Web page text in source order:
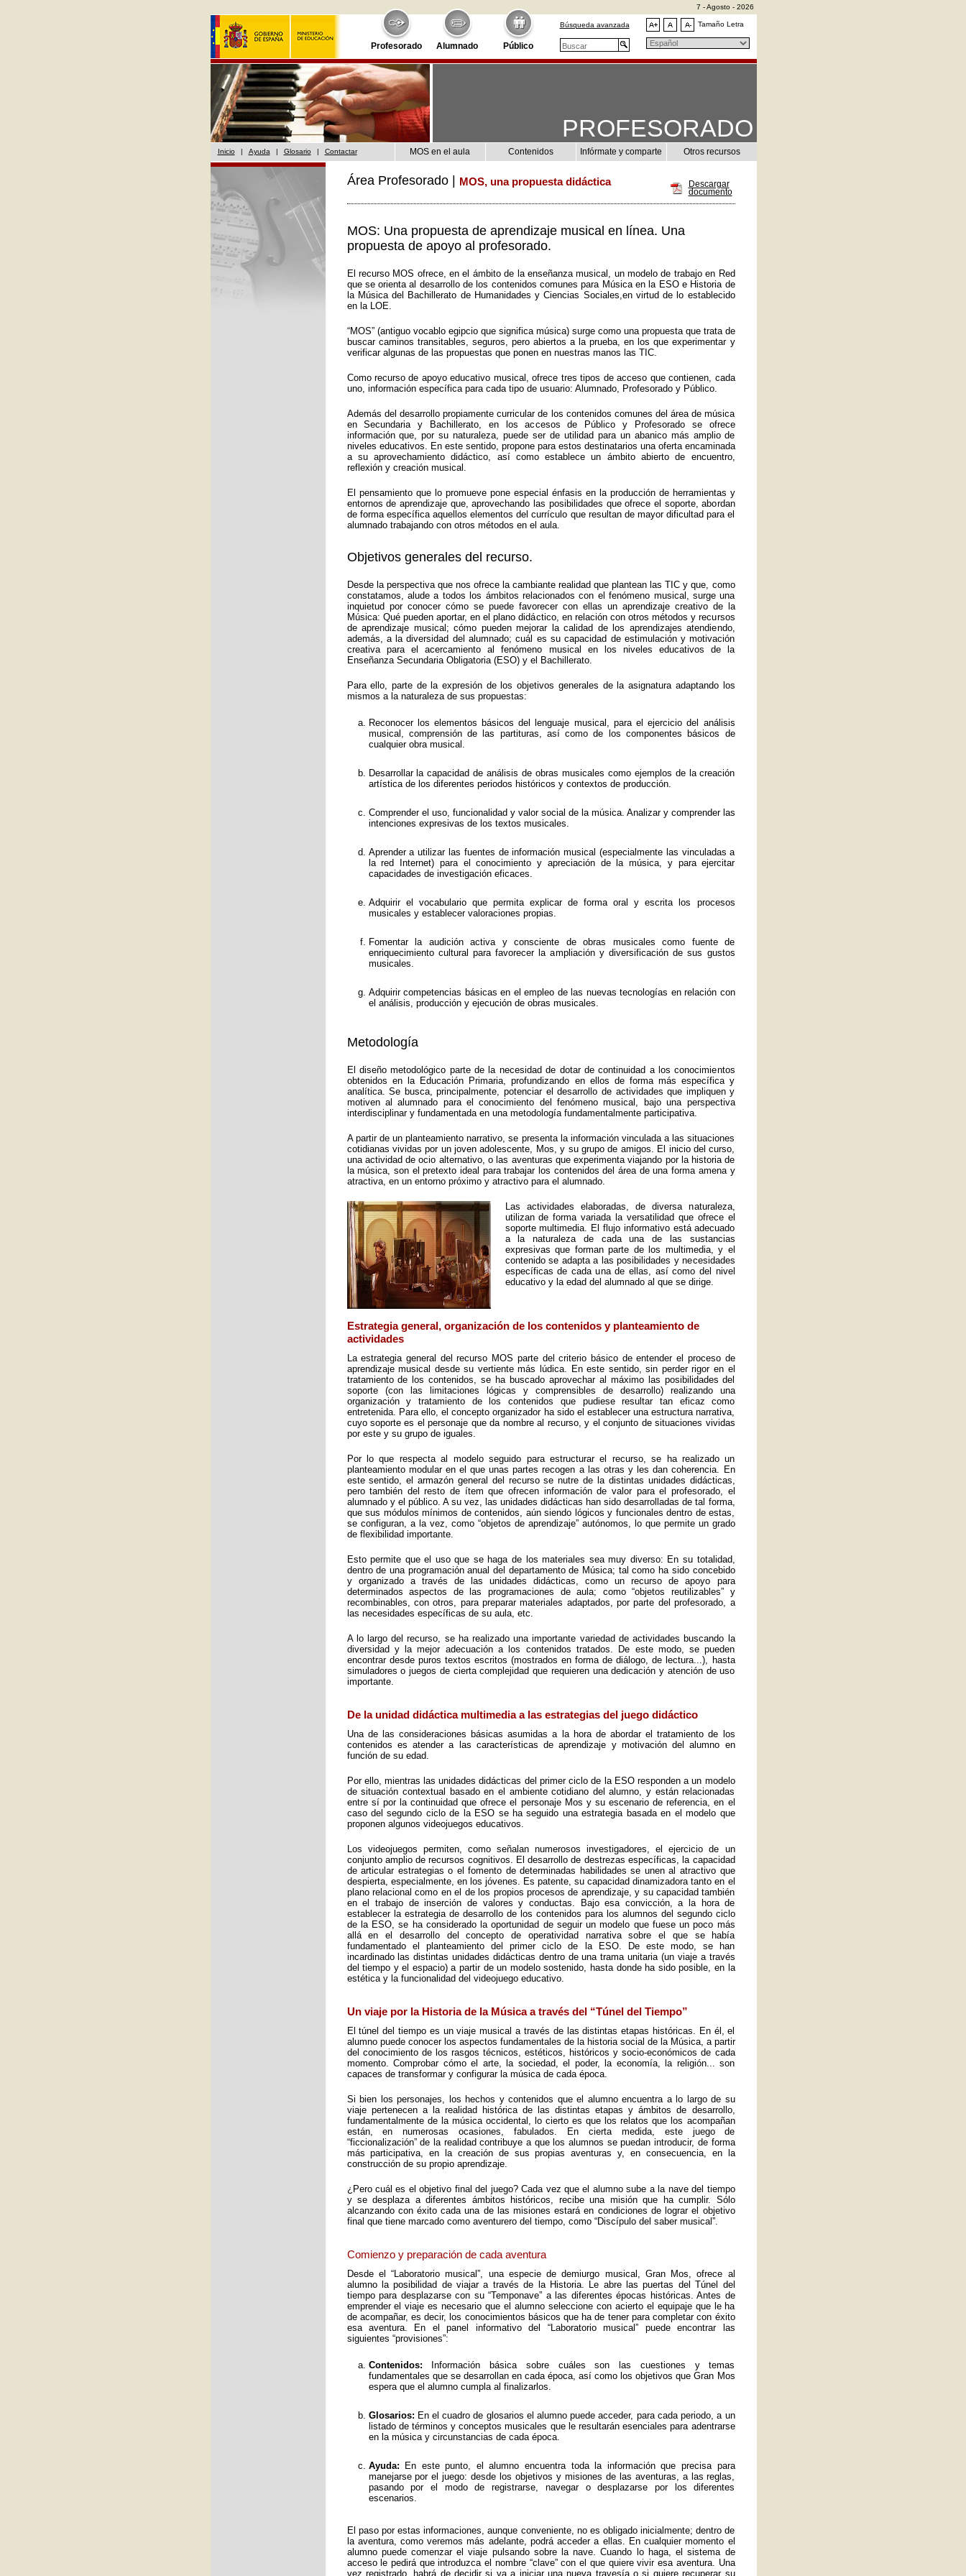
Profesorado Alumnado Público
7 - Agosto - 2026
Búsqueda avanzada Tamaño Letra
PROFESORADO
Inicio | Ayuda | Glosario | Contactar MOS en el aula Contenidos Infórmate y comparte Otros recursos
Descargar
documento
Área Profesorado | MOS, una propuesta didáctica
MOS: Una propuesta de aprendizaje musical en línea. Una
propuesta de apoyo al profesorado.
El recurso MOS ofrece, en el ámbito de la enseñanza musical, un modelo de trabajo en Red
que se orienta al desarrollo de los contenidos comunes para Música en la ESO e Historia de
la Música del Bachillerato de Humanidades y Ciencias Sociales,en virtud de lo establecido
en la LOE.
“MOS” (antiguo vocablo egipcio que significa música) surge como una propuesta que trata de
buscar caminos transitables, seguros, pero abiertos a la prueba, en los que experimentar y
verificar algunas de las propuestas que ponen en nuestras manos las TIC.
Como recurso de apoyo educativo musical, ofrece tres tipos de acceso que contienen, cada
uno, información específica para cada tipo de usuario: Alumnado, Profesorado y Público.
Además del desarrollo propiamente curricular de los contenidos comunes del área de música
en Secundaria y Bachillerato, en los accesos de Público y Profesorado se ofrece
información que, por su naturaleza, puede ser de utilidad para un abanico más amplio de
niveles educativos. En este sentido, propone para estos destinatarios una oferta encaminada
a su aprovechamiento didáctico, así como establece un ámbito abierto de encuentro,
reflexión y creación musical.
El pensamiento que lo promueve pone especial énfasis en la producción de herramientas y
entornos de aprendizaje que, aprovechando las posibilidades que ofrece el soporte, abordan
de forma específica aquellos elementos del currículo que resultan de mayor dificultad para el
alumnado trabajando con otros métodos en el aula.
Objetivos generales del recurso.
Desde la perspectiva que nos ofrece la cambiante realidad que plantean las TIC y que, como
constatamos, alude a todos los ámbitos relacionados con el fenómeno musical, surge una
inquietud por conocer cómo se puede favorecer con ellas un aprendizaje creativo de la
Música: Qué pueden aportar, en el plano didáctico, en relación con otros métodos y recursos
de aprendizaje musical; cómo pueden mejorar la calidad de los aprendizajes atendiendo,
además, a la diversidad del alumnado; cuál es su capacidad de estimulación y motivación
creativa para el acercamiento al fenómeno musical en los niveles educativos de la
Enseñanza Secundaria Obligatoria (ESO) y el Bachillerato.
Para ello, parte de la expresión de los objetivos generales de la asignatura adaptando los
mismos a la naturaleza de sus propuestas:
Reconocer los elementos básicos del lenguaje musical, para el ejercicio del análisis
musical, comprensión de las partituras, así como de los componentes básicos de
cualquier obra musical.
Desarrollar la capacidad de análisis de obras musicales como ejemplos de la creación
artística de los diferentes periodos históricos y contextos de producción.
Comprender el uso, funcionalidad y valor social de la música. Analizar y comprender las
intenciones expresivas de los textos musicales.
Aprender a utilizar las fuentes de información musical (especialmente las vinculadas a
la red Internet) para el conocimiento y apreciación de la música, y para ejercitar
capacidades de investigación eficaces.
Adquirir el vocabulario que permita explicar de forma oral y escrita los procesos
musicales y establecer valoraciones propias.
Fomentar la audición activa y consciente de obras musicales como fuente de
enriquecimiento cultural para favorecer la ampliación y diversificación de sus gustos
musicales.
Adquirir competencias básicas en el empleo de las nuevas tecnologías en relación con
el análisis, producción y ejecución de obras musicales.
Metodología
El diseño metodológico parte de la necesidad de dotar de continuidad a los conocimientos
obtenidos en la Educación Primaria, profundizando en ellos de forma más específica y
analítica. Se busca, principalmente, potenciar el desarrollo de actividades que impliquen y
motiven al alumnado para el conocimiento del fenómeno musical, bajo una perspectiva
interdisciplinar y fundamentada en una metodología fundamentalmente participativa.
A partir de un planteamiento narrativo, se presenta la información vinculada a las situaciones
cotidianas vividas por un joven adolescente, Mos, y su grupo de amigos. El inicio del curso,
una actividad de ocio alternativo, o las aventuras que experimenta viajando por la historia de
la música, son el pretexto ideal para trabajar los contenidos del área de una forma amena y
atractiva, en un entorno próximo y atractivo para el alumnado.
Las actividades elaboradas, de diversa naturaleza,
utilizan de forma variada la versatilidad que ofrece el
soporte multimedia. El flujo informativo está adecuado
a la naturaleza de cada una de las sustancias
expresivas que forman parte de los multimedia, y el
contenido se adapta a las posibilidades y necesidades
específicas de cada una de ellas, así como del nivel
educativo y la edad del alumnado al que se dirige.
Estrategia general, organización de los contenidos y planteamiento de
actividades
La estrategia general del recurso MOS parte del criterio básico de entender el proceso de
aprendizaje musical desde su vertiente más lúdica. En este sentido, sin perder rigor en el
tratamiento de los contenidos, se ha buscado aprovechar al máximo las posibilidades del
soporte (con las limitaciones lógicas y comprensibles de desarrollo) realizando una
organización y tratamiento de los contenidos que pudiese resultar tan eficaz como
entretenida. Para ello, el concepto organizador ha sido el establecer una estructura narrativa,
cuyo soporte es el personaje que da nombre al recurso, y el conjunto de situaciones vividas
por este y su grupo de iguales.
Por lo que respecta al modelo seguido para estructurar el recurso, se ha realizado un
planteamiento modular en el que unas partes recogen a las otras y les dan coherencia. En
este sentido, el armazón general del recurso se nutre de la distintas unidades didácticas,
pero también del resto de ítem que ofrecen información de valor para el profesorado, el
alumnado y el público. A su vez, las unidades didácticas han sido desarrolladas de tal forma,
que sus módulos mínimos de contenidos, aún siendo lógicos y funcionales dentro de estas,
se configuran, a la vez, como “objetos de aprendizaje” autónomos, lo que permite un grado
de flexibilidad importante.
Esto permite que el uso que se haga de los materiales sea muy diverso: En su totalidad,
dentro de una programación anual del departamento de Música; tal como ha sido concebido
y organizado a través de las unidades didácticas, como un recurso de apoyo para
determinados aspectos de las programaciones de aula; como “objetos reutilizables” y
recombinables, con otros, para preparar materiales adaptados, por parte del profesorado, a
las necesidades específicas de su aula, etc.
A lo largo del recurso, se ha realizado una importante variedad de actividades buscando la
diversidad y la mejor adecuación a los contenidos tratados. De este modo, se pueden
encontrar desde puros textos escritos (mostrados en forma de diálogo, de lectura...), hasta
simuladores o juegos de cierta complejidad que requieren una dedicación y atención de uso
importante.
De la unidad didáctica multimedia a las estrategias del juego didáctico
Una de las consideraciones básicas asumidas a la hora de abordar el tratamiento de los
contenidos es atender a las características de aprendizaje y motivación del alumno en
función de su edad.
Por ello, mientras las unidades didácticas del primer ciclo de la ESO responden a un modelo
de situación contextual basado en el ambiente cotidiano del alumno, y están relacionadas
entre sí por la continuidad que ofrece el personaje Mos y su escenario de referencia, en el
caso del segundo ciclo de la ESO se ha seguido una estrategia basada en el modelo que
proponen algunos videojuegos educativos.
Los videojuegos permiten, como señalan numerosos investigadores, el ejercicio de un
conjunto amplio de recursos cognitivos. El desarrollo de destrezas específicas, la capacidad
de articular estrategias o el fomento de determinadas habilidades se unen al atractivo que
despierta, especialmente, en los jóvenes. Es patente, su capacidad dinamizadora tanto en el
plano relacional como en el de los propios procesos de aprendizaje, y su capacidad también
en el trabajo de inserción de valores y conductas. Bajo esa convicción, a la hora de
establecer la estrategia de desarrollo de los contenidos para los alumnos del segundo ciclo
de la ESO, se ha considerado la oportunidad de seguir un modelo que fuese un poco más
allá en el desarrollo del concepto de operatividad narrativa sobre el que se había
fundamentado el planteamiento del primer ciclo de la ESO. De este modo, se han
incardinado las distintas unidades didácticas dentro de una trama unitaria (un viaje a través
del tiempo y el espacio) a partir de un modelo sostenido, hasta donde ha sido posible, en la
estética y la funcionalidad del videojuego educativo.
Un viaje por la Historia de la Música a través del “Túnel del Tiempo”
El túnel del tiempo es un viaje musical a través de las distintas etapas históricas. En él, el
alumno puede conocer los aspectos fundamentales de la historia social de la Música, a partir
del conocimiento de los rasgos técnicos, estéticos, históricos y socio-económicos de cada
momento. Comprobar cómo el arte, la sociedad, el poder, la economía, la religión... son
capaces de transformar y configurar la música de cada época.
Si bien los personajes, los hechos y contenidos que el alumno encuentra a lo largo de su
viaje pertenecen a la realidad histórica de las distintas etapas y ámbitos de desarrollo,
fundamentalmente de la música occidental, lo cierto es que los relatos que los acompañan
están, en numerosas ocasiones, fabulados. En cierta medida, este juego de
“ficcionalización” de la realidad contribuye a que los alumnos se puedan introducir, de forma
más participativa, en la creación de sus propias aventuras y, en consecuencia, en la
construcción de su propio aprendizaje.
¿Pero cuál es el objetivo final del juego? Cada vez que el alumno sube a la nave del tiempo
y se desplaza a diferentes ámbitos históricos, recibe una misión que ha cumplir. Sólo
alcanzando con éxito cada una de las misiones estará en condiciones de lograr el objetivo
final que tiene marcado como aventurero del tiempo, como “Discípulo del saber musical”.
Comienzo y preparación de cada aventura
Desde el “Laboratorio musical”, una especie de demiurgo musical, Gran Mos, ofrece al
alumno la posibilidad de viajar a través de la Historia. Le abre las puertas del Túnel del
tiempo para desplazarse con su “Temponave” a las diferentes épocas históricas. Antes de
emprender el viaje es necesario que el alumno seleccione con acierto el equipaje que le ha
de acompañar, es decir, los conocimientos básicos que ha de tener para completar con éxito
esa aventura. En el panel informativo del “Laboratorio musical” puede encontrar las
siguientes “provisiones”:
Contenidos: Información básica sobre cuáles son las cuestiones y temas
fundamentales que se desarrollan en cada época, así como los objetivos que Gran Mos
espera que el alumno cumpla al finalizarlos.
Glosarios: En el cuadro de glosarios el alumno puede acceder, para cada periodo, a un
listado de términos y conceptos musicales que le resultarán esenciales para adentrarse
en la música y circunstancias de cada época.
Ayuda: En este punto, el alumno encuentra toda la información que precisa para
manejarse por el juego: desde los objetivos y misiones de las aventuras, a las reglas,
pasando por el modo de registrarse, navegar o desplazarse por los diferentes
escenarios.
El paso por estas informaciones, aunque conveniente, no es obligado inicialmente; dentro de
la aventura, como veremos más adelante, podrá acceder a ellas. En cualquier momento el
alumno puede comenzar el viaje pulsando sobre la nave. Cuando lo haga, el sistema de
acceso le pedirá que introduzca el nombre “clave” con el que quiere vivir esa aventura. Una
vez registrado, habrá de decidir si va a iniciar una nueva travesía o si quiere recuperar su